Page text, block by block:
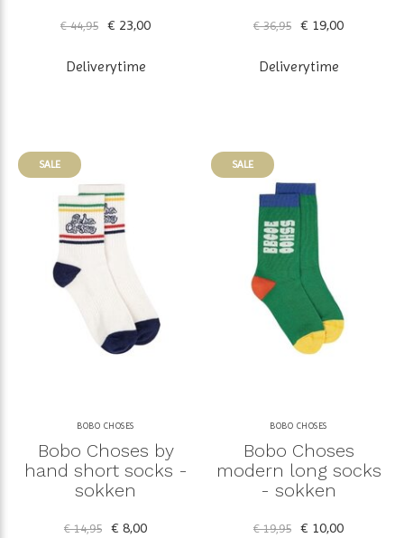
€ 44,95 € 23,00
Deliverytime
€ 36,95 € 19,00
Deliverytime
SALE
BOBO CHOSES
Bobo Choses by
hand short socks -
sokken
€ 14,95 € 8,00
SALE
BOBO CHOSES
Bobo Choses
modern long socks
- sokken
€ 19,95 € 10,00